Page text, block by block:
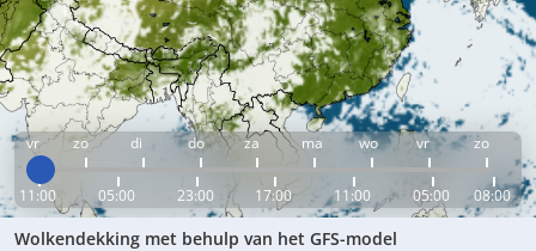
vr zo di do za ma wo vr zo
11:00 05:00 23:00 17:00 11:00 05:00 08:00
Wolkendekking met behulp van het GFS-model